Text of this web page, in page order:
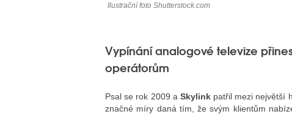
Ilustrační foto Shutterstock.com
Vypínání analogové televize
operátorům
Psal se rok 2009 a Skylinkpatřil mezi největší
značné míry daná tím, že svým klientům